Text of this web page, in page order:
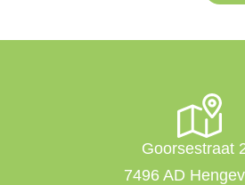
Goorsestraat
7496 AD